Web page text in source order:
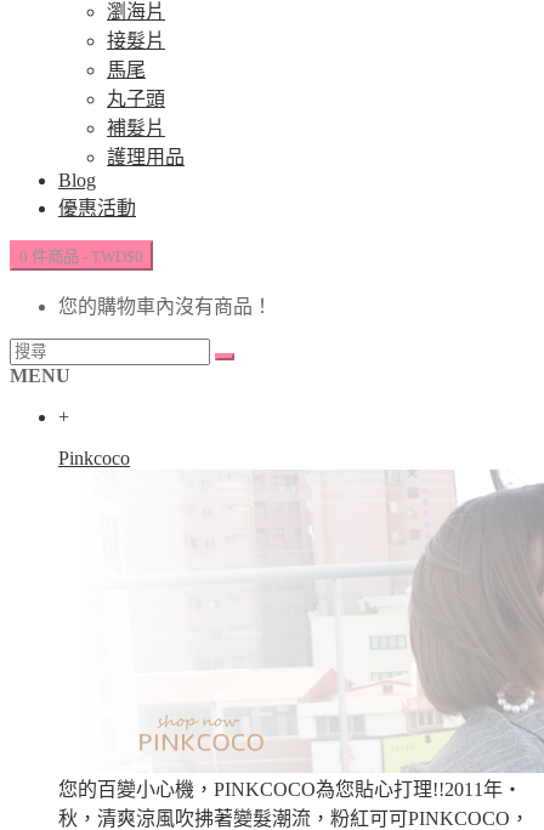
瀏海片
接髮片
馬尾
丸子頭
補髮片
護理用品
Blog
優惠活動
0 件商品 - TWD$0
您的購物車內沒有商品！
MENU
+
Pinkcoco
您的百變小心機，PINKCOCO為您貼心打理!!2011年‧
秋，清爽涼風吹拂著變髮潮流，粉紅可可PINKCOCO，